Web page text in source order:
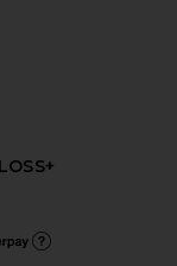
afterpay